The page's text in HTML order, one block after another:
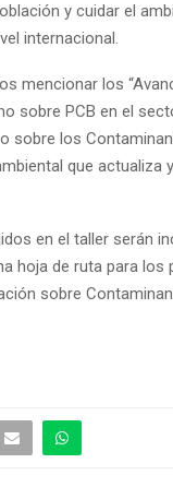
y cuidar el
internacional.
mencionar los
sobre PCB en el
sobre los
que actualiza
en el taller serán
hoja de ruta para
sobre